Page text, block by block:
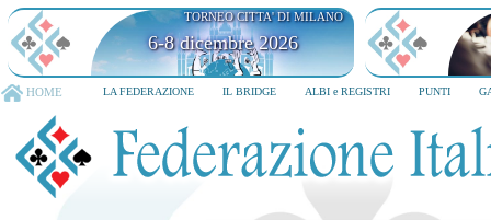
TORNEO CITTA' DI MILANO
6-8 dicembre 2026
HOME LA FEDERAZIONE IL BRIDGE ALBI e REGISTRI PUNTI